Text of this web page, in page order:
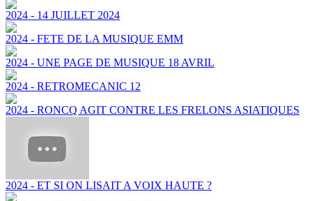
2024 - 14 JUILLET 2024
2024 - FETE DE LA MUSIQUE EMM
2024 - UNE PAGE DE MUSIQUE 18 AVRIL
2024 - RETROMECANIC 12
2024 - RONCQ AGIT CONTRE LES FRELONS ASIATIQUES
2024 - ET SI ON LISAIT A VOIX HAUTE ?